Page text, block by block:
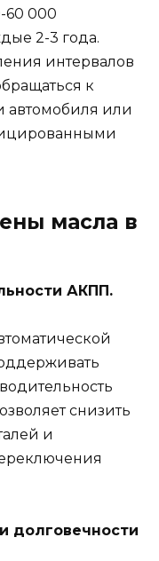
60 000
2-3 года.
интервалов
к
автомобиля или
масла в
АКПП.
снизить
и
долговечности